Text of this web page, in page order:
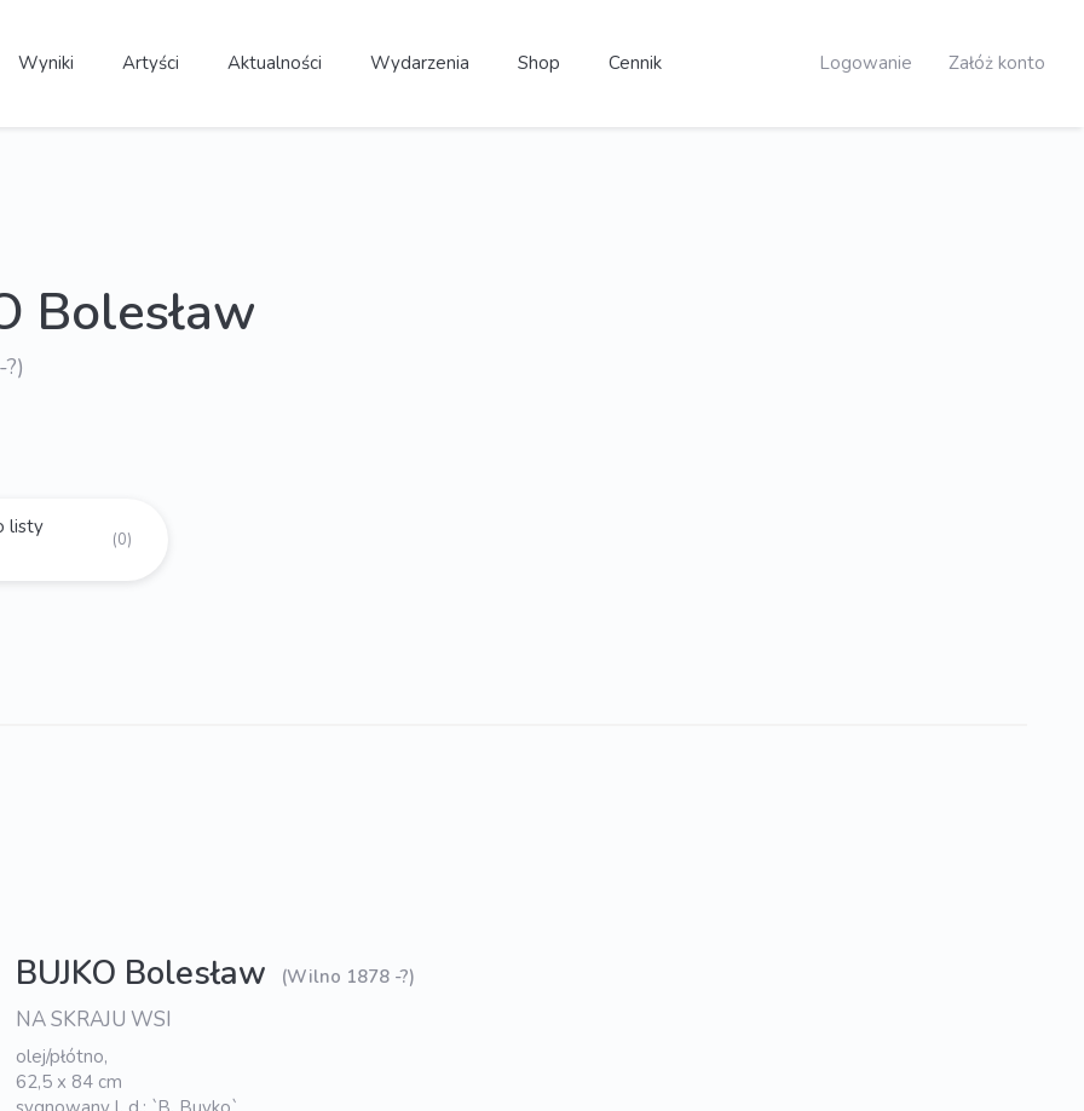
Wyniki Artyści Aktualności Wydarzenia Shop Cennik Logowanie Załóż konto
Bolesław
listy
(0)
BUJKO Bolesław (Wilno 1878 -?)
NA SKRAJU WSI
olej/płótno,
62,5 x 84 cm